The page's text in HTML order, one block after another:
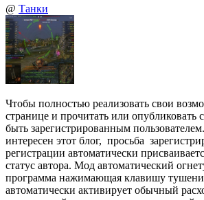
@ Танки
Чтобы полностью реализовать свои
странице и прочитать или опубликовать
быть зарегистрированным
интересен этот блог, просьба
регистрации автоматически
статус автора. Мод автоматический
программа нажимающая клавишу
автоматически активирует обычный